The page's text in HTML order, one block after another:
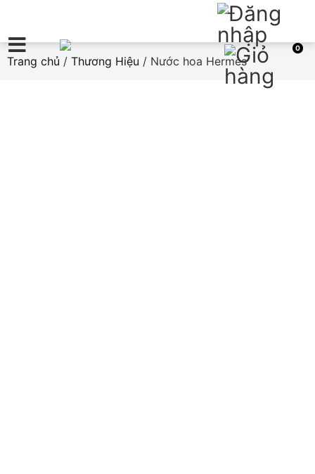
0
Trang chủ / Thương Hiệu / Nước hoa Hermès